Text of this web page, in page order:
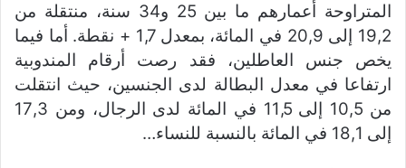
المتراوحة أعمارهم ما بين 25 و34 سنة، منتقلة من
19,2 إلى 20,9 في المائة، بمعدل 1,7 + نقطة. أما فيما
يخص جنس العاطلين، فقد رصت أرقام المندوبية
ارتفاعا في معدل البطالة لدى الجنسين، حيث انتقلت
من 10,5 إلى 11,5 في المائة لدى الرجال، ومن 17,3
إلى 18,1 في المائة بالنسبة للنساء…